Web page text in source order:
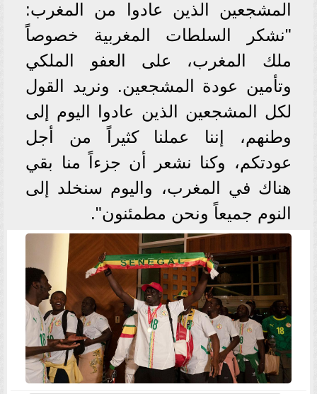
المشجعين الذين عادوا من المغرب:
"نشكر السلطات المغربية خصوصاً
ملك المغرب، على العفو الملكي
وتأمين عودة المشجعين. ونريد القول
لكل المشجعين الذين عادوا اليوم إلى
وطنهم، إننا عملنا كثيراً من أجل
عودتكم، وكنا نشعر أن جزءاً منا بقي
هناك في المغرب، واليوم سنخلد إلى
النوم جميعاً ونحن مطمئنون".